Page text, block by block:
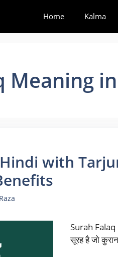
Home Kalma
Meaning
with
Surah Falaq
सूरह है जो